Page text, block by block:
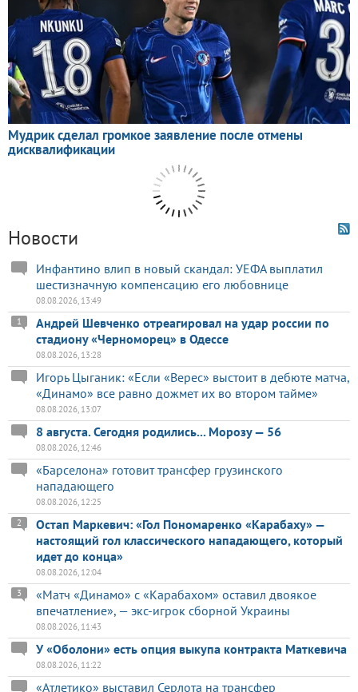
Новости
Инфантино влип в новый скандал: УЕФА выплатил
шестизначную компенсацию его любовнице
08.08.2026, 13:49
Андрей Шевченко отреагировал на удар россии по
стадиону «Черноморец» в Одессе
1
08.08.2026, 13:28
Игорь Цыганик: «Если «Верес» выстоит в дебюте матча,
«Динамо» все равно дожмет их во втором тайме»
08.08.2026, 13:07
8 августа. Сегодня родились... Морозу — 56
08.08.2026, 12:46
«Барселона» готовит трансфер грузинского
нападающего
08.08.2026, 12:25
Остап Маркевич: «Гол Пономаренко «Карабаху» —
настоящий гол классического нападающего, который
идет до конца»
2
08.08.2026, 12:04
«Матч «Динамо» с «Карабахом» оставил двоякое
впечатление», — экс-игрок сборной Украины
3
08.08.2026, 11:43
У «Оболони» есть опция выкупа контракта Маткевича
08.08.2026, 11:22
«Атлетико» выставил Серлота на трансфер